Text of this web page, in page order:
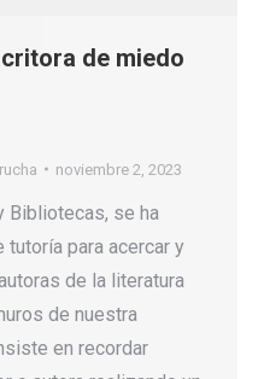
de miedo
noviembre 2, 2023
Bibliotecas, se ha
para acercar y
de la literatura
de nuestra
en recordar